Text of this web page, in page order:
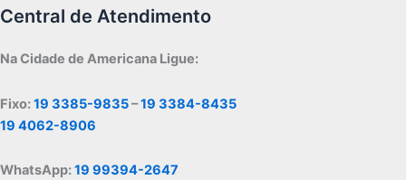
Central de Atendimento
Na Cidade de Americana Ligue:
Fixo:19 3385-9835–19 3384-8435
19 4062-8906
WhatsApp:19 99394-2647